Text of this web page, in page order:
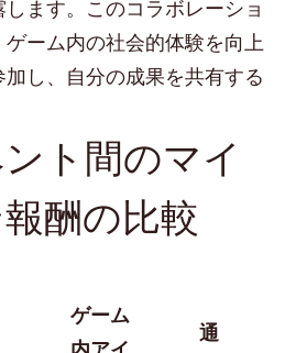
ます。このコラボレーショ
ーム内の社会的体験を向上
し、自分の成果を共有する
ト間のマイ
酬の比較
ゲーム
通